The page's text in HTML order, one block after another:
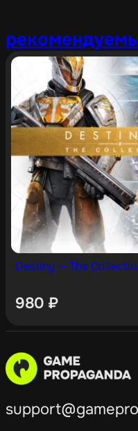
Destiny — The
980 ₽